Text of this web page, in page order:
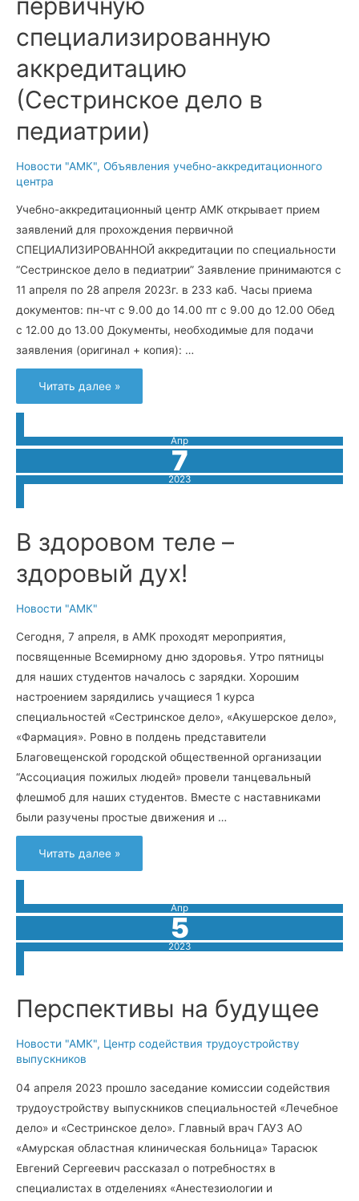
специализированную
аккредитацию
(Сестринское дело в
педиатрии)
Новости "АМК", Объявления учебно-аккредитационного
центра
Учебно-аккредитационный центр АМК открывает прием
заявлений для прохождения первичной
СПЕЦИАЛИЗИРОВАННОЙ аккредитации по специальности
“Сестринское дело в педиатрии” Заявление принимаются с
11 апреля по 28 апреля 2023г. в 233 каб. Часы приема
документов: пн-чт с 9.00 до 14.00 пт с 9.00 до 12.00 Обед
с 12.00 до 13.00 Документы, необходимые для подачи
заявления (оригинал + копия): …
О
приеме
заявлений
аккредитацию
в
педиатрии)
Читать далее »
Апр
7
2023
В здоровом теле –
здоровый дух!
Новости "АМК"
Сегодня, 7 апреля, в АМК проходят мероприятия,
посвященные Всемирному дню здоровья. Утро пятницы
для наших студентов началось с зарядки. Хорошим
настроением зарядились учащиеся 1 курса
специальностей «Сестринское дело», «Акушерское дело»,
«Фармация». Ровно в полдень представители
Благовещенской городской общественной организации
“Ассоциация пожилых людей» провели танцевальный
флешмоб для наших студентов. Вместе с наставниками
были разучены простые движения и …
В
здоровом
теле
Читать далее »
Апр
5
2023
Перспективы на будущее
Новости "АМК", Центр содействия трудоустройству
выпускников
04 апреля 2023 прошло заседание комиссии содействия
трудоустройству выпускников специальностей «Лечебное
дело» и «Сестринское дело». Главный врач ГАУЗ АО
«Амурская областная клиническая больница» Тарасюк
Евгений Сергеевич рассказал о потребностях в
специалистах в отделениях «Анестезиологии и